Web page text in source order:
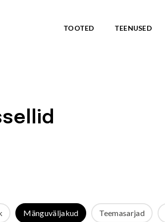
TOOTED TEENUSED
PIRATE WORLD teemasari
Mänguväljakud Teemasarjad